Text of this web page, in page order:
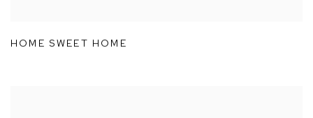
HOME SWEET HOME